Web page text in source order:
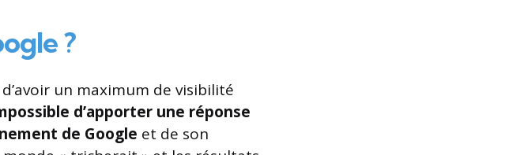
?
un maximum de visibilité
d’apporter une réponse
de Google et de son